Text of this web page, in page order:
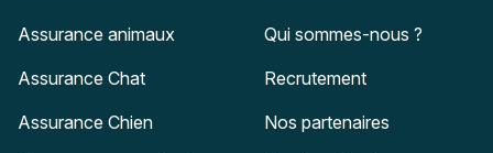
Assurance animaux
Assurance Chat
Assurance Chien
Qui sommes-nous ?
Recrutement
Nos partenaires